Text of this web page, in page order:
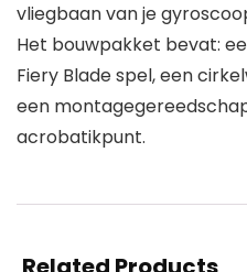
vliegbaan van je
Het bouwpakket bevat:
Fiery Blade spel, een
een
acrobatikpunt.